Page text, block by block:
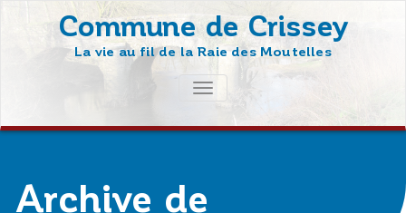
Commune de Crissey
La vie au fil de la Raie des Moutelles
AFFICHER/MASQUER
LA
NAVIGATION
Archive de